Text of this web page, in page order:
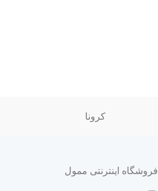
کرونا
فروشگاه اینترنتی ممول